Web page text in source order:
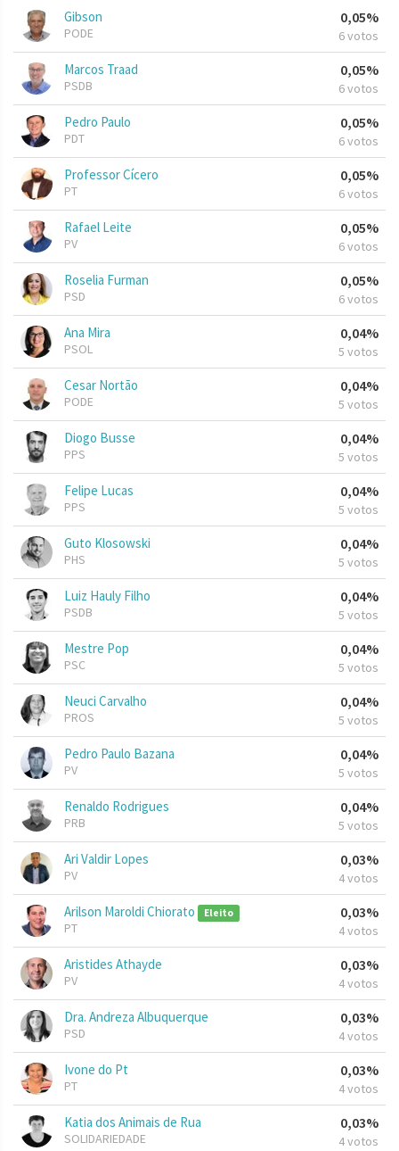
Gibson
PODE
0,05%
6 votos
Marcos Traad
PSDB
0,05%
6 votos
Pedro Paulo
PDT
0,05%
6 votos
Professor Cícero
PT
0,05%
6 votos
Rafael Leite
PV
0,05%
6 votos
Roselia Furman
PSD
0,05%
6 votos
Ana Mira
PSOL
0,04%
5 votos
Cesar Nortão
PODE
0,04%
5 votos
Diogo Busse
PPS
0,04%
5 votos
Felipe Lucas
PPS
0,04%
5 votos
Guto Klosowski
PHS
0,04%
5 votos
Luiz Hauly Filho
PSDB
0,04%
5 votos
Mestre Pop
PSC
0,04%
5 votos
Neuci Carvalho
PROS
0,04%
5 votos
Pedro Paulo Bazana
PV
0,04%
5 votos
Renaldo Rodrigues
PRB
0,04%
5 votos
Ari Valdir Lopes
PV
0,03%
4 votos
Arilson Maroldi Chiorato Eleito
PT
0,03%
4 votos
Aristides Athayde
PV
0,03%
4 votos
Dra. Andreza Albuquerque
PSD
0,03%
4 votos
Ivone do Pt
PT
0,03%
4 votos
Katia dos Animais de Rua
SOLIDARIEDADE
0,03%
4 votos